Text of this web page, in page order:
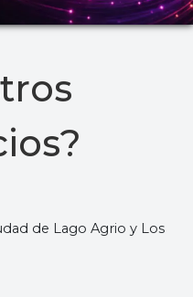
de Lago Agrio y Los